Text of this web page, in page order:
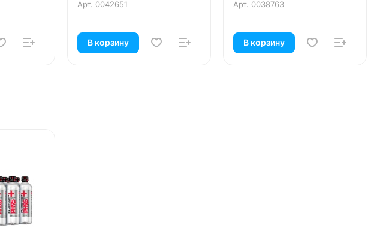
Арт. 0042651
В корзину
Арт. 0038763
В корзину